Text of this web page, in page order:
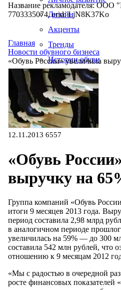
Дизайн
Акценты
Тренды
Истории обуви
Производство
Название рекламодателя: ООО
7703335074, erid: LjN8K37Ko
Главная
Новости обувного бизнеса
«Обувь России» увеличила
12.11.2013 6557
«Обувь
выручку на
Группа компаний «Обувь
итоги 9 месяцев 2013 года.
период составила 2,98 млрд
в аналогичном периоде
увеличилась на 59% — до 300
составила 542 млн рублей, что
отношению к 9 месяцам 2012
«Мы с радостью в очередной
росте финансовых показателей